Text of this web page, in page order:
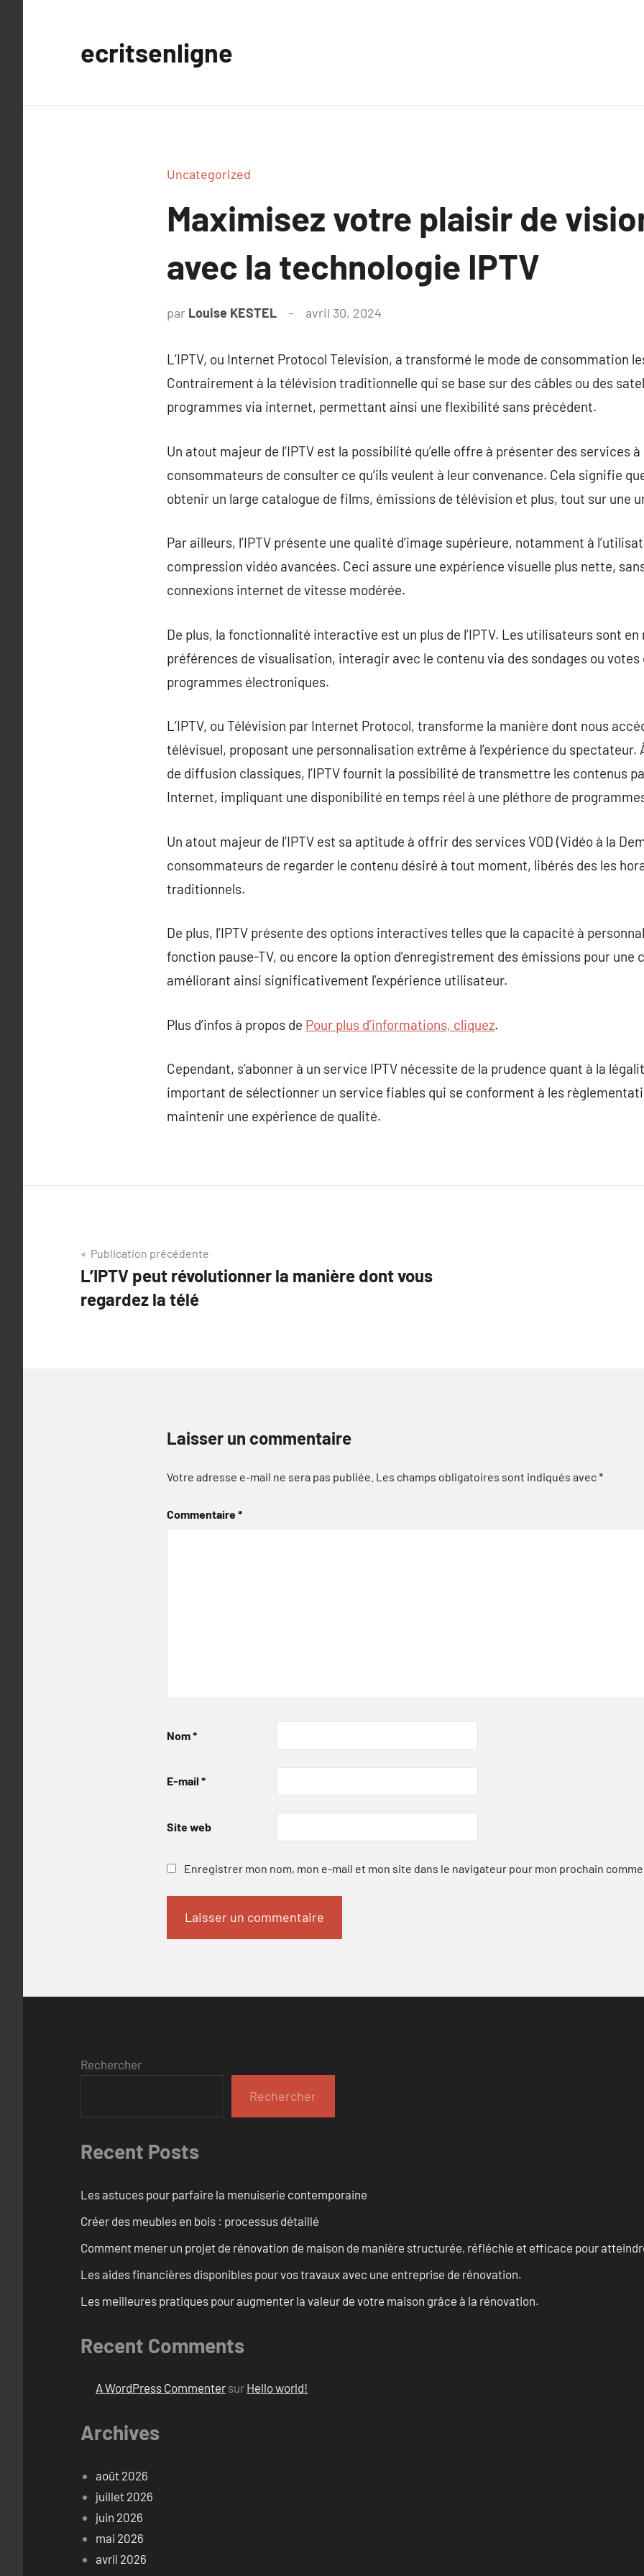
ecritsenligne
Uncategorized
Maximisez votre plaisir de
avec la technologie IPTV
par Louise KESTEL avril 30, 2024
L’IPTV, ou Internet Protocol Television, a transformé le mode de consommation
Contrairement à la télévision traditionnelle qui se base sur des câbles ou des
programmes via internet, permettant ainsi une flexibilité sans précédent.
Un atout majeur de l’IPTV est la possibilité qu’elle offre à présenter des services
consommateurs de consulter ce qu’ils veulent à leur convenance. Cela signifie
obtenir un large catalogue de films, émissions de télévision et plus, tout sur une
Par ailleurs, l’IPTV présente une qualité d’image supérieure, notamment à
compression vidéo avancées. Ceci assure une expérience visuelle plus nette,
connexions internet de vitesse modérée.
De plus, la fonctionnalité interactive est un plus de l’IPTV. Les utilisateurs sont
préférences de visualisation, interagir avec le contenu via des sondages ou votes
programmes électroniques.
L’IPTV, ou Télévision par Internet Protocol, transforme la manière dont nous
télévisuel, proposant une personnalisation extrême à l’expérience du spectateur.
de diffusion classiques, l’IPTV fournit la possibilité de transmettre les contenus
Internet, impliquant une disponibilité en temps réel à une pléthore de
Un atout majeur de l’IPTV est sa aptitude à offrir des services VOD (Vidéo à la
consommateurs de regarder le contenu désiré à tout moment, libérés des les
traditionnels.
De plus, l’IPTV présente des options interactives telles que la capacité à
fonction pause-TV, ou encore la option d’enregistrement des émissions pour
améliorant ainsi significativement l’expérience utilisateur.
Plus d’infos à propos de Pour plus d’informations, cliquez.
Cependant, s’abonner à un service IPTV nécessite de la prudence quant à la
important de sélectionner un service fiables qui se conforment à les
maintenir une expérience de qualité.
Navigation
de
l’article
Publication précédente
L’IPTV peut révolutionner la manière dont vous
regardez la télé
Laisser un commentaire
Votre adresse e-mail ne sera pas publiée. Les champs obligatoires sont indiqués avec*
Commentaire*
Nom*
E-mail *
Site web
Enregistrer mon nom, mon e-mail et mon site dans le navigateur pour mon prochain
Rechercher
Rechercher
Recent Posts
Les astuces pour parfaire la menuiserie contemporaine
Créer des meubles en bois : processus détaillé
Comment mener un projet de rénovation de maison de manière structurée, réfléchie et efficace pour
Les aides financières disponibles pour vos travaux avec une entreprise de rénovation.
Les meilleures pratiques pour augmenter la valeur de votre maison grâce à la rénovation.
Recent Comments
A WordPress Commenter sur Hello world!
Archives
août 2026
juillet 2026
juin 2026
mai 2026
avril 2026